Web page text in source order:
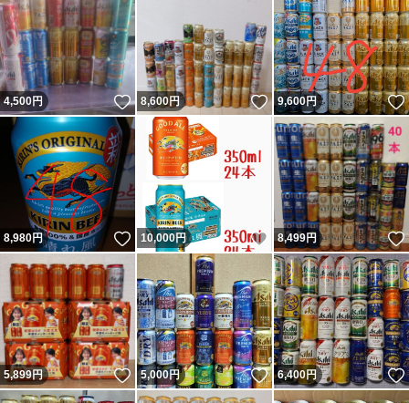
4,500円 いいね！
8,600円 いいね！
9,600円
8,980円 いいね！
10,000円 いいね！
8,499円
5,899円 いいね！
5,000円 いいね！
6,400円